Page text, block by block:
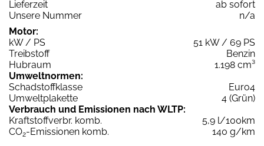
Lieferzeit
ab sofort
Unsere Nummer
n/a
Motor:
kW / PS
51 kW / 69 PS
Treibstoff
Benzin
Hubraum
1.198 cm³
Umweltnormen:
Schadstoffklasse
Euro4
Umweltplakette
4 (Grün)
Verbrauch und Emissionen nach WLTP:
Kraftstoffverbr. komb.
5,9 l/100km
CO2-Emissionen komb.
140 g/km